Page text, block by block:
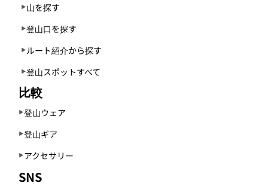
山を探す
登山口を探す
ルート紹介から探す
登山スポットすべて
比較
登山ウェア
登山ギア
アクセサリー
SNS